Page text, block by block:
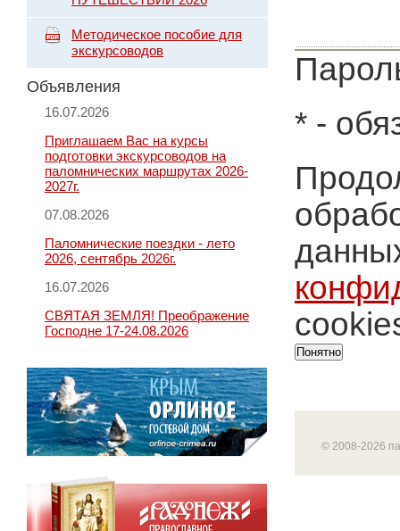
Методическое пособие для
экскурсоводов
Объявления
16.07.2026
Приглашаем Вас на курсы
подготовки экскурсоводов на
паломнических маршрутах 2026-
2027г.
07.08.2026
Паломнические поездки - лето
2026, сентябрь 2026г.
16.07.2026
СВЯТАЯ ЗЕМЛЯ! Преображение
Господне 17-24.08.2026
* -
Понятно
© 2008-2026